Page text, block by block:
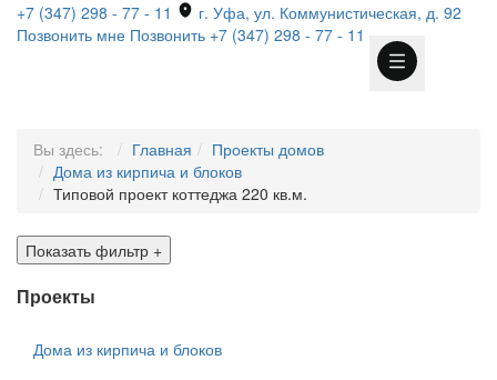
+7 (347) 298 - 77 - 11
г. Уфа, ул. Коммунистическая, д. 92
Позвонить мне Позвонить +7 (347) 298 - 77 - 11
Вы здесь: Главная
Проекты домов
Дома из кирпича и блоков
Типовой проект коттеджа 220 кв.м.
Показать фильтр +
Проекты
Дома из кирпича и блоков